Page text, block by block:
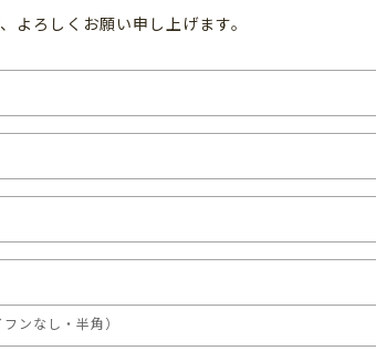
よろしくお願い申し上げます。
ンなし・半角）